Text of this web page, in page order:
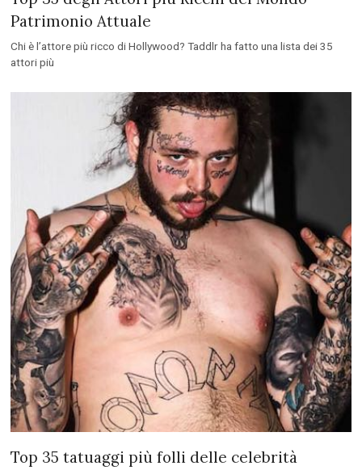
Patrimonio Attuale
Chi è l’attore più ricco di Hollywood? Taddlr ha fatto una lista dei 35
attori più
Top 35 tatuaggi più folli delle celebrità